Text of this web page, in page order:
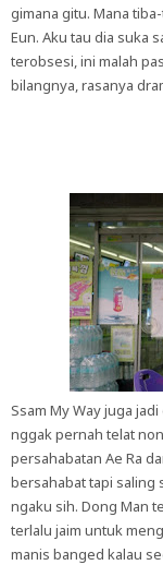
gimana gitu. Mana
Eun. Aku tau dia suka
terobsesi, ini malah
bilangnya, rasanya
Ssam My Way juga
nggak pernah telat
persahabatan Ae Ra
bersahabat tapi saling
ngaku sih. Dong Man
terlalu jaim untuk
manis banged kalau